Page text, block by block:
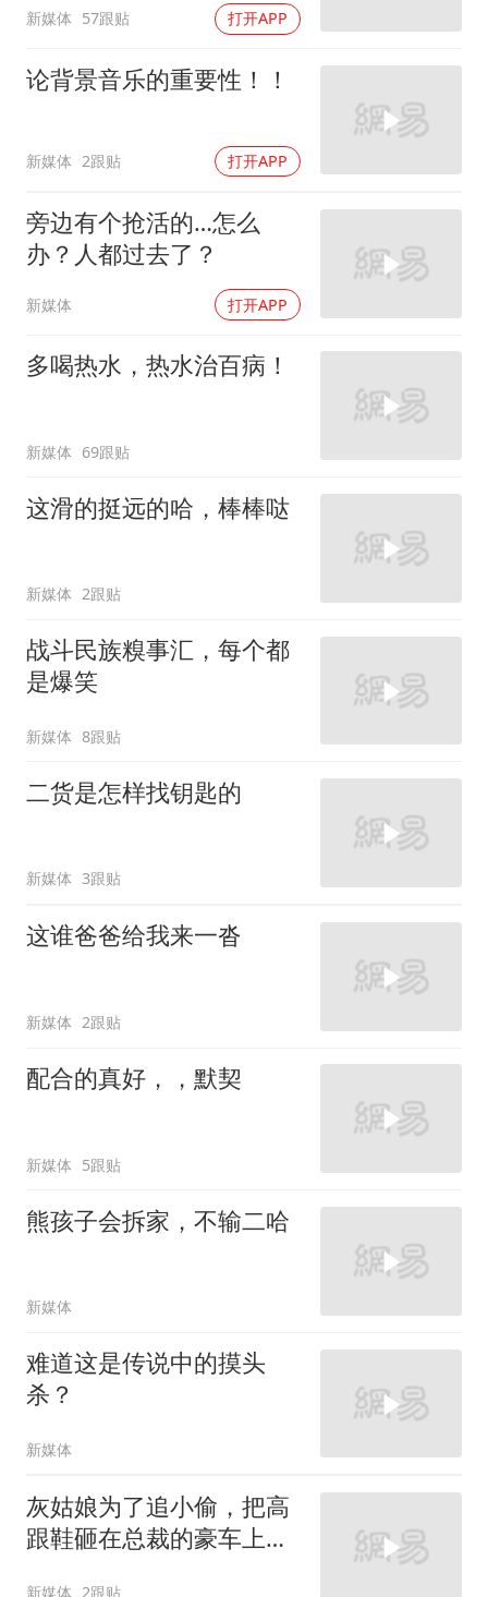
新媒体 57跟贴 打开APP
论背景音乐的重要性！！
新媒体 2跟贴 打开APP
旁边有个抢活的…怎么
办？人都过去了？
新媒体 打开APP
多喝热水，热水治百病！
新媒体 69跟贴
这滑的挺远的哈，棒棒哒
新媒体 2跟贴
战斗民族糗事汇，每个都
是爆笑
新媒体 8跟贴
二货是怎样找钥匙的
新媒体 3跟贴
这谁爸爸给我来一沓
新媒体 2跟贴
配合的真好，，默契
新媒体 5跟贴
熊孩子会拆家，不输二哈
新媒体
难道这是传说中的摸头
杀？
新媒体
灰姑娘为了追小偷，把高
跟鞋砸在总裁的豪车上，
新媒体 2跟贴